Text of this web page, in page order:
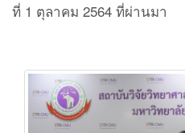
ที่ 1 ตุลาคม 2564 ที่ผ่านมา